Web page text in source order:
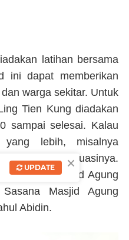
latihan bersama
ini dapat memberikan
warga sekitar. Untuk
Tien Kung diadakan
sampai selesai. Kalau
lebih, misalnya
mengevaluasinya.
Kung di Masjid Agung
Masjid Agung
Abidin.
×
UPDATE